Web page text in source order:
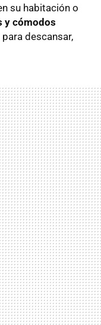
su habitación o
y cómodos
descansar,